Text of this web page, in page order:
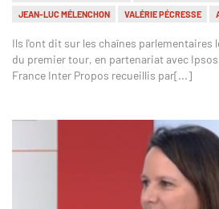
JEAN-LUC MÉLENCHON
VALÉRIE PÉCRESSE
Ils l'ont dit sur les chaînes parlementaires
du premier tour, en partenariat avec
France Inter Propos recueillis par[...]